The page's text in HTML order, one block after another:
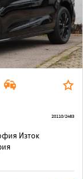
Изток
20110/2483